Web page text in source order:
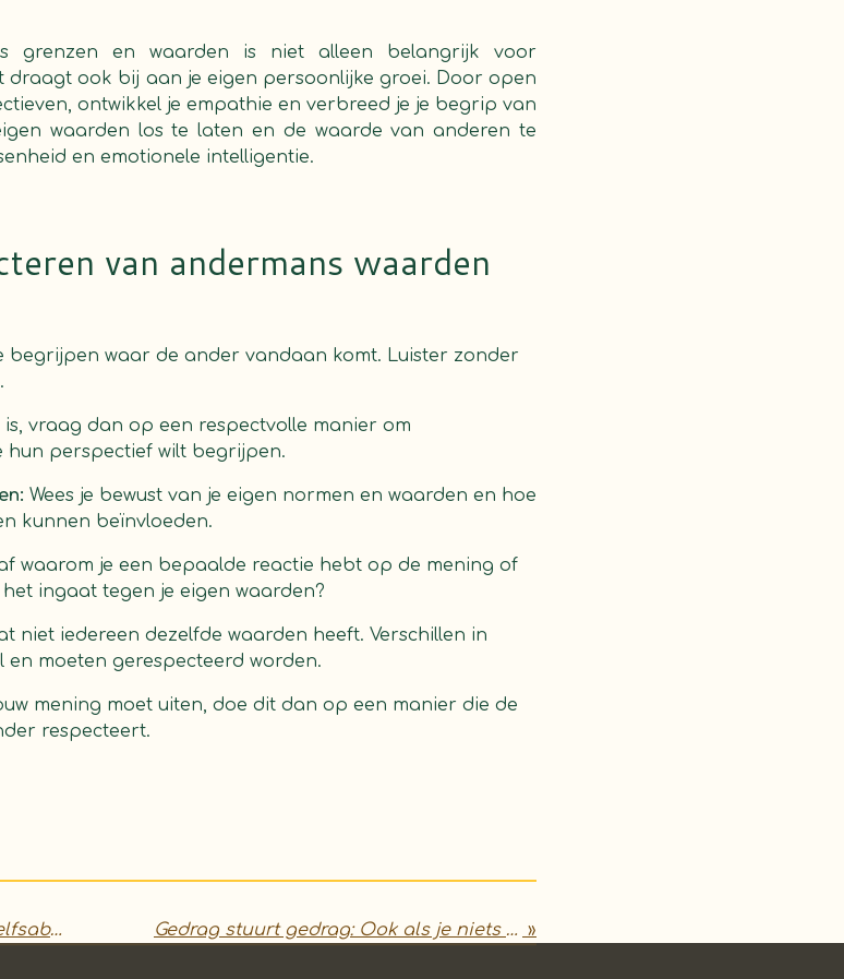
grenzen en waarden is niet alleen belangrijk voor
draagt ook bij aan je eigen persoonlijke groei. Door open
ontwikkel je empathie en verbreed je je begrip van
waarden los te laten en de waarde van anderen te
en emotionele intelligentie.
van andermans waarden
begrijpen waar de ander vandaan komt. Luister zonder
is, vraag dan op een respectvolle manier om
perspectief wilt begrijpen.
Wees je bewust van je eigen normen en waarden en hoe
kunnen beïnvloeden.
waarom je een bepaalde reactie hebt op de mening of
ingaat tegen je eigen waarden?
niet iedereen dezelfde waarden heeft. Verschillen in
moeten gerespecteerd worden.
mening moet uiten, doe dit dan op een manier die de
respecteert.
Jezelf aangesproken voelen is zelfsabotage Gedrag stuurt gedrag: Ook als je niets doet »